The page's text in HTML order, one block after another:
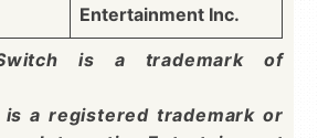
Entertainment Inc.
is a trademark of
is a registered trademark or